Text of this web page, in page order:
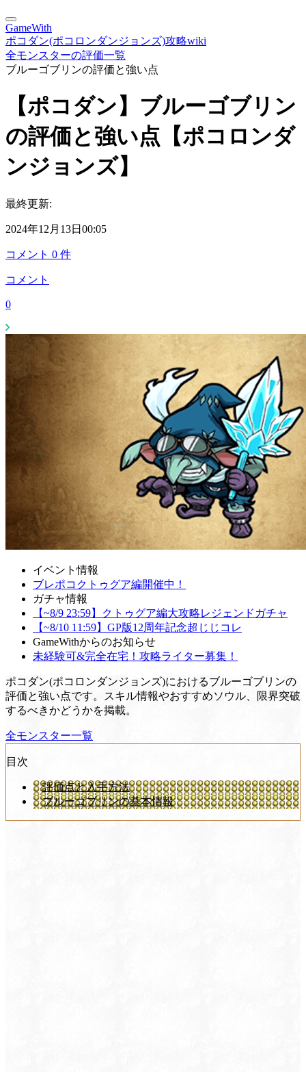
GameWith
ポコダン(ポコロンダンジョンズ)攻略wiki
全モンスターの評価一覧
ブルーゴブリンの評価と強い点
【ポコダン】ブルーゴブリン
の評価と強い点【ポコロンダ
ンジョンズ】
最終更新:
2024年12月13日00:05
コメント 0 件
コメント
0
イベント情報
ブレポコクトゥグア編開催中！
ガチャ情報
【~8/9 23:59】クトゥグア編大攻略レジェンドガチャ
【~8/10 11:59】GP版12周年記念超じじコレ
GameWithからのお知らせ
未経験可&完全在宅！攻略ライター募集！
ポコダン(ポコロンダンジョンズ)におけるブルーゴブリンの
評価と強い点です。スキル情報やおすすめソウル、限界突破
するべきかどうかを掲載。
全モンスター一覧
目次
評価点と入手方法
ブルーゴブリンの基本情報